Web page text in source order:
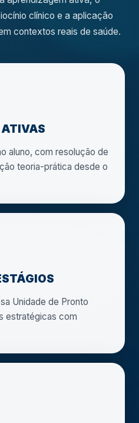
clínico e a aplicação
contextos reais de saúde.
aluno, com resolução de
teoria-prática desde o
Unidade de Pronto
estratégicas com